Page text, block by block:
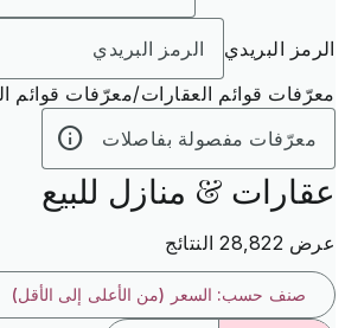
الرمز البريدي
معرّفات قوائم العقارات/معرّفات قوائم
عقارات & منازل للبيع
عرض 28,822 النتائج
صنف حسب: السعر (من الأعلى إلى الأقل)